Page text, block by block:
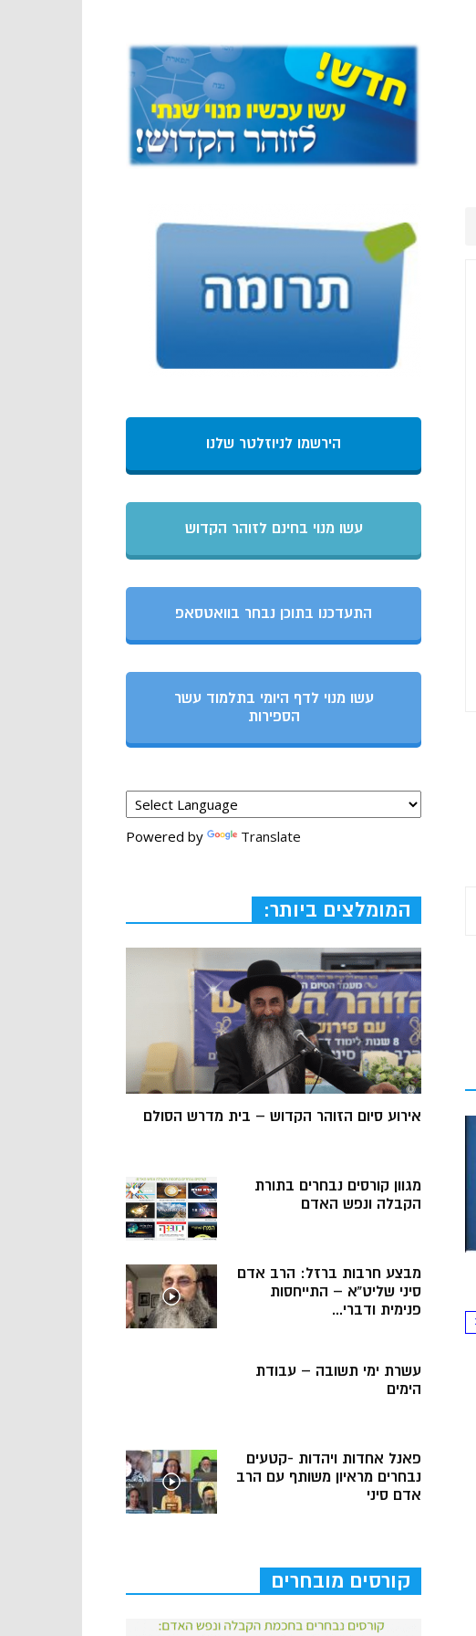
הירשמו לניוזלטר שלנו
עשו מנוי בחינם לזוהר הקדוש
התעדכנו בתוכן נבחר בוואטסאפ
עשו מנוי לדף היומי בתלמוד עשר
הספירות
Powered by Translate
המומלצים ביותר:
אירוע סיום הזוהר הקדוש – בית מדרש הסולם
מגוון קורסים נבחרים בתורת
הקבלה ונפש האדם
מבצע חרבות ברזל: הרב אדם
סיני שליט”א – התייחסות
פנימית ודברי...
עשרת ימי תשובה – עבודת
הימים
פאנל אחדות ויהדות -קטעים
נבחרים מראיון משותף עם הרב
אדם סיני
קורסים מובחרים